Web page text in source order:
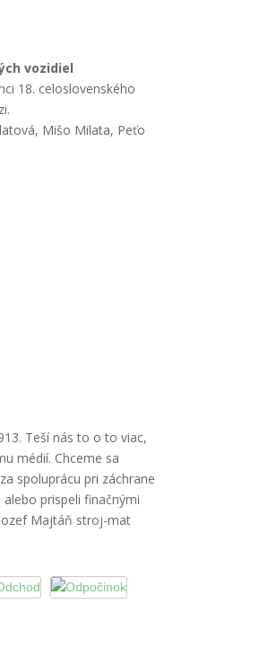
vozidiel
18. celoslovenského
Mišo Milata, Peťo
Teší nás to o to viac,
médií. Chceme sa
spoluprácu pri záchrane
prispeli finačnými
Majtáň stroj-mat